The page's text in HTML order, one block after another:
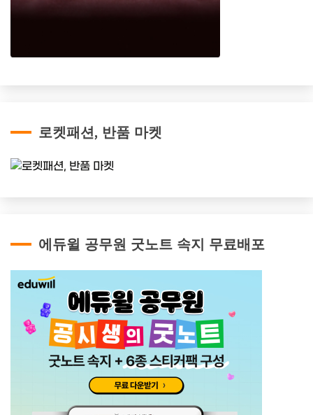
로켓패션, 반품 마켓
에듀윌 공무원 굿노트 속지 무료배포